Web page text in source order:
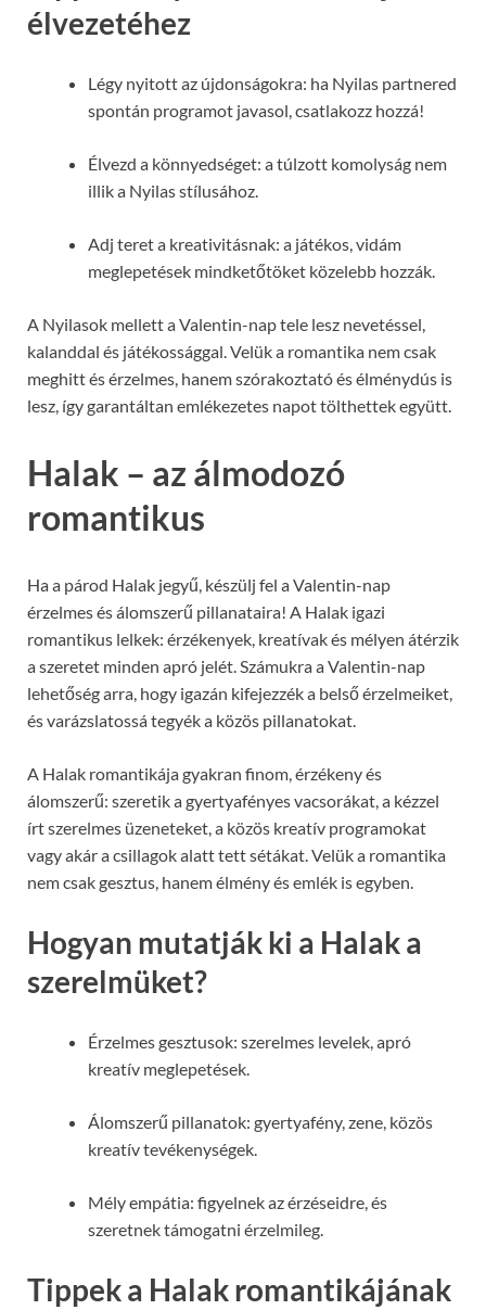
élvezetéhez
Légy nyitott az újdonságokra: ha Nyilas partnered
spontán programot javasol, csatlakozz hozzá!
Élvezd a könnyedséget: a túlzott komolyság nem
illik a Nyilas stílusához.
Adj teret a kreativitásnak: a játékos, vidám
meglepetések mindketőtöket közelebb hozzák.
A Nyilasok mellett a Valentin-nap tele lesz nevetéssel,
kalanddal és játékossággal. Velük a romantika nem csak
meghitt és érzelmes, hanem szórakoztató és élménydús is
lesz, így garantáltan emlékezetes napot tölthettek együtt.
Halak – az álmodozó
romantikus
Ha a párod Halak jegyű, készülj fel a Valentin-nap
érzelmes és álomszerű pillanataira! A Halak igazi
romantikus lelkek: érzékenyek, kreatívak és mélyen átérzik
a szeretet minden apró jelét. Számukra a Valentin-nap
lehetőség arra, hogy igazán kifejezzék a belső érzelmeiket,
és varázslatossá tegyék a közös pillanatokat.
A Halak romantikája gyakran finom, érzékeny és
álomszerű: szeretik a gyertyafényes vacsorákat, a kézzel
írt szerelmes üzeneteket, a közös kreatív programokat
vagy akár a csillagok alatt tett sétákat. Velük a romantika
nem csak gesztus, hanem élmény és emlék is egyben.
Hogyan mutatják ki a Halak a
szerelmüket?
Érzelmes gesztusok: szerelmes levelek, apró
kreatív meglepetések.
Álomszerű pillanatok: gyertyafény, zene, közös
kreatív tevékenységek.
Mély empátia: figyelnek az érzéseidre, és
szeretnek támogatni érzelmileg.
Tippek a Halak romantikájának